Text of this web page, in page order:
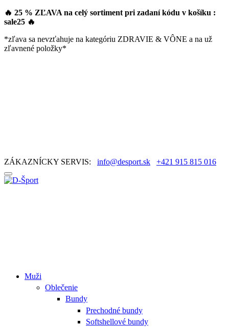
🔥 25 % ZĽAVA na celý sortiment pri zadaní kódu v košíku :
sale25 🔥
*zľava sa nevzťahuje na kategóriu ZDRAVIE & VÔNE a na už
zľavnené položky*
ZÁKAZNÍCKY SERVIS: info@desport.sk +421 915 815 016
Muži
Oblečenie
Bundy
Prechodné bundy
Softshellové bundy